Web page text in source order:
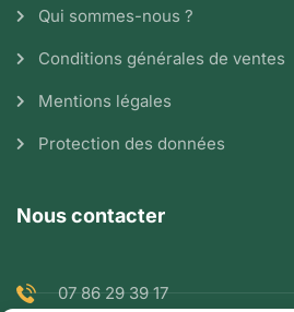
Qui sommes-nous ?
Conditions générales de ventes
Mentions légales
Protection des données
Nous contacter
07 86 29 39 17